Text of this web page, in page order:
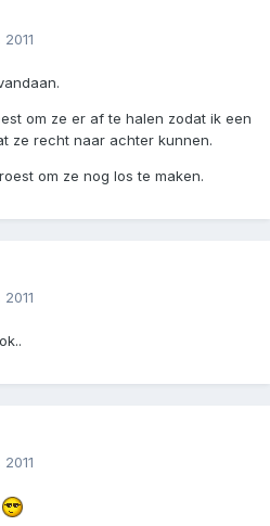
om ze er af te halen zodat ik een
ze recht naar achter kunnen.
om ze nog los te maken.